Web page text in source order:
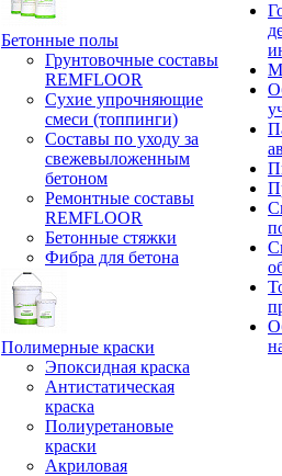
Бетонные полы
Грунтовочные составы
REMFLOOR
Сухие упрочняющие
смеси (топпинги)
Составы по уходу за
свежевыложенным
бетоном
Ремонтные составы
REMFLOOR
Бетонные стяжки
Фибра для бетона
Полимерные краски
Эпоксидная краска
Антистатическая
краска
Полиуретановые
краски
Акриловая